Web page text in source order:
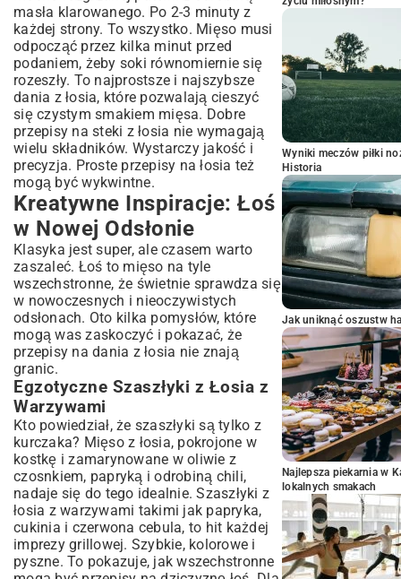
masła klarowanego. Po 2-3 minuty z
każdej strony. To wszystko. Mięso musi
odpocząć przez kilka minut przed
podaniem, żeby soki równomiernie się
rozeszły. To najprostsze i najszybsze
dania z łosia, które pozwalają cieszyć
się czystym smakiem mięsa. Dobre
przepisy na steki z łosia nie wymagają
wielu składników. Wystarczy jakość i
precyzja. Proste przepisy na łosia też
mogą być wykwintne.
Kreatywne Inspiracje: Łoś
w Nowej Odsłonie
Klasyka jest super, ale czasem warto
zaszaleć. Łoś to mięso na tyle
wszechstronne, że świetnie sprawdza się
w nowoczesnych i nieoczywistych
odsłonach. Oto kilka pomysłów, które
mogą was zaskoczyć i pokazać, że
przepisy na dania z łosia nie znają
granic.
Egzotyczne Szaszłyki z Łosia z
Warzywami
Kto powiedział, że szaszłyki są tylko z
kurczaka? Mięso z łosia, pokrojone w
kostkę i zamarynowane w oliwie z
czosnkiem, papryką i odrobiną chili,
nadaje się do tego idealnie. Szaszłyki z
łosia z warzywami takimi jak papryka,
cukinia i czerwona cebula, to hit każdej
imprezy grillowej. Szybkie, kolorowe i
pyszne. To pokazuje, jak wszechstronne
Wyniki meczów piłki
Historia
Jak uniknąć oszustw
Najlepsza piekarnia w
lokalnych smakach